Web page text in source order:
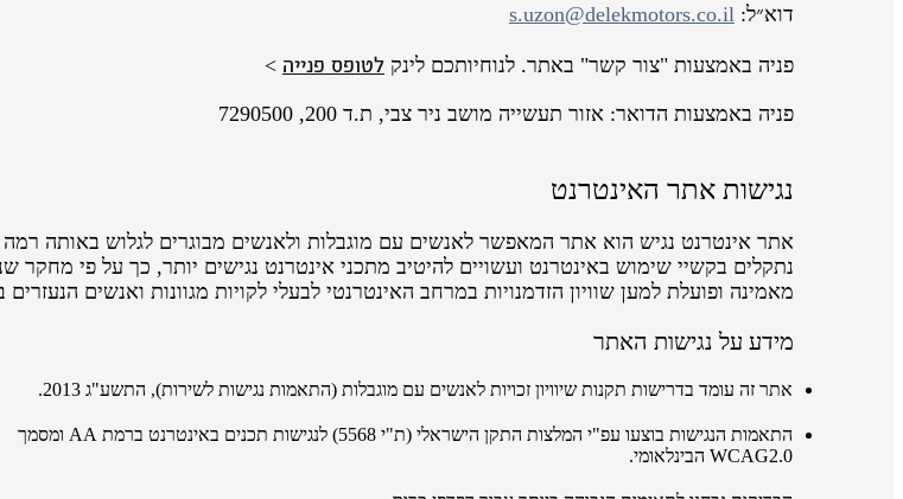
דוא״ל: s.uzon@delekmotors.co.il
פניה באמצעות "צור קשר" באתר. לנוחיותכם לינק לטופס פנייה >
פניה באמצעות הדואר: אזור תעשייה מושב ניר צבי, ת.ד 200, 7290500
נגישות אתר האינטרנט
מאמינה ופועלת למען שוויון הזדמנויות במרחב האינטרנטי לבעלי לקויות מגוונות ואנשים
מידע על נגישות האתר
אתר זה עומד בדרישות תקנות שיוויון זכויות לאנשים עם מוגבלות (התאמות נגישות לשירות), התשע"ג 2013.
התאמות הנגישות בוצעו עפ"י המלצות התקן הישראלי (ת"י 5568)
לנגישות תכנים באינטרנט ברמת AA ומסמך
WCAG2.0 הבינלאומי.